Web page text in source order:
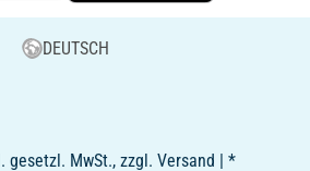
DEUTSCH
gesetzl. MwSt., zzgl. Versand | *